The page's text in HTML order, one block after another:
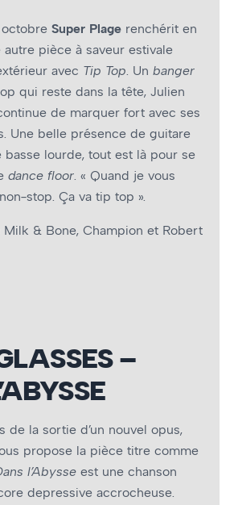
Super Plage renchérit en
pièce à saveur estivale
avec Tip Top . Un banger
qui reste dans la tête, Julien
de marquer fort avec ses
Une belle présence de guitare
basse lourde, tout est là pour se
dance floor . « Quand je vous
stop. Ça va tip top ».
Milk & Bone, Champion et Robert
–
de la sortie d’un nouvel opus,
propose la pièce titre comme
l’Abysse est une chanson
depressive accrocheuse.